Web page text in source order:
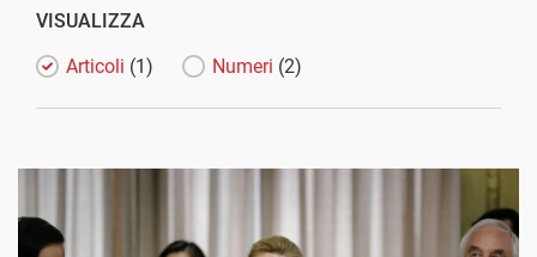
VISUALIZZA
Articoli (1) Numeri (2)